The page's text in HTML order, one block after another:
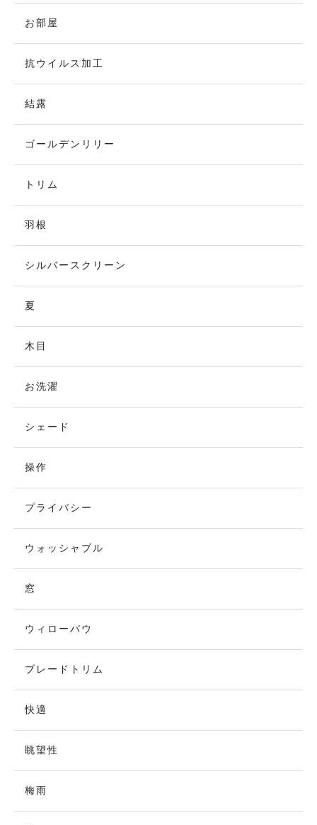
お部屋
抗ウイルス加工
結露
ゴールデンリリー
トリム
羽根
シルバースクリーン
夏
木目
お洗濯
シェード
操作
プライバシー
ウォッシャブル
窓
ウィローバウ
ブレードトリム
快適
眺望性
梅雨